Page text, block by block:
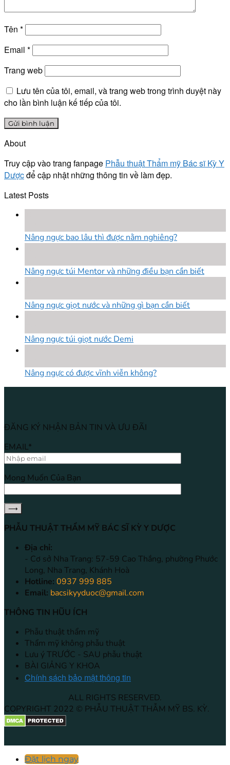
Tên *
Email *
Trang web
Lưu tên của tôi, email, và trang web trong trình duyệt này
cho lần bình luận kế tiếp của tôi.
About
Truy cập vào trang fanpage Phẫu thuật Thẩm mỹ Bác sĩ Kỳ Y
Dượcđể cập nhật những thông tin về làm đẹp.
Latest Posts
Nâng ngực bao lâu thì được nằm nghiêng?
Nâng ngực túi Mentor và những điều bạn cần biết
Nâng ngực giọt nước và những gì bạn cần biết
Nâng ngực túi giọt nước Demi
Nâng ngực có được vĩnh viễn không?
ĐĂNG KÝ NHẬN BẢN TIN VÀ ƯU ĐÃI
EMAIL*
Mong Muốn Của Bạn
PHẪU THUẬT THẨM MỸ BÁC SĨ KỲ Y DƯỢC
Địa chỉ:
- Cơ sở Nha Trang: 57-59 Cao Thắng, phường Phước
Long, Nha Trang, Khánh Hoà
Hotline: 0937 999 885
Email: bacsikyyduoc@gmail.com
THÔNG TIN HŨU ÍCH
Phẫu thuật thẩm mỹ
Thẩm mỹ không phẫu thuật
Lưu ý TRƯỚC - SAU phẫu thuật
BÀI GIẢNG Y KHOA
Chính sách bảo mật thông tin
ALL RIGHTS RESERVED.
COPYRIGHT 2022 © PHẪU THUẬT THẪM MỸ BS. KỲ.
Đặt lịch ngay